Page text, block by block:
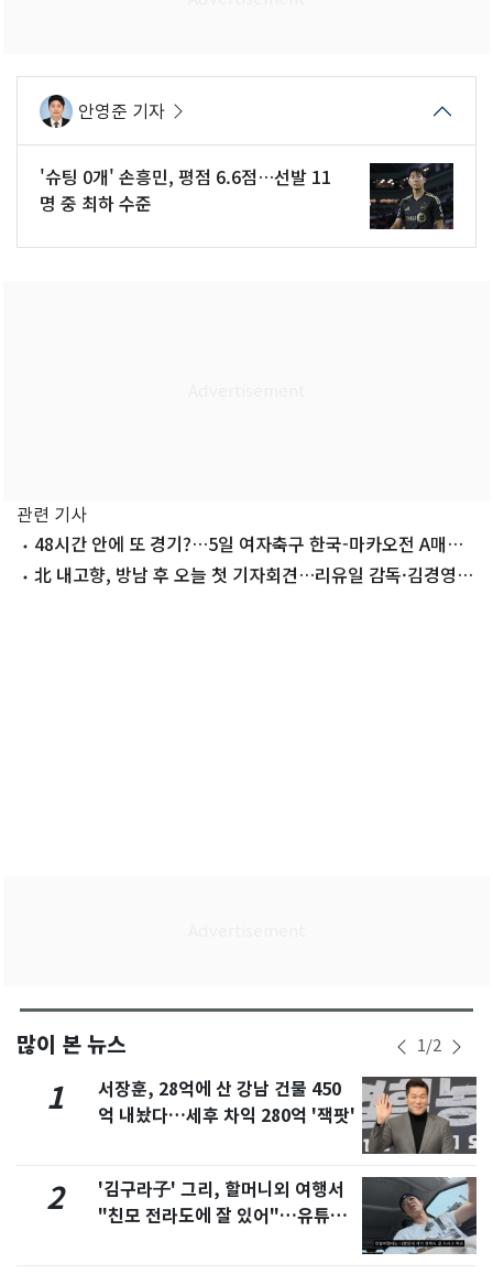
안영준 기자
'슈팅 0개' 손흥민, 평점 6.6점…선발 11
명 중 최하 수준
관련 기사
48시간 안에 또 경기?…5일 여자축구 한국-마카오전 A매치
미인정
北 내고향, 방남 후 오늘 첫 기자회견…리유일 감독·김경영
많이 본 뉴스 1/2
1
서장훈, 28억에 산 강남 건물 450
억 내놨다…세후 차익 280억 '잭팟'
2
'김구라子' 그리, 할머니외 여행서
"친모 전라도에 잘 있어"…유튜브